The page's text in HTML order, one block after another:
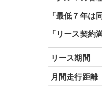
「最低７年は
「リース契約
リース期間
月間走行距離